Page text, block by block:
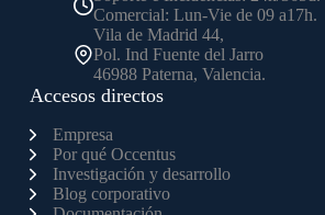
Comercial: Lun-Vie de 09 a17h.
Vila de Madrid 44,
Pol. Ind Fuente del Jarro
46988 Paterna, Valencia.
Accesos directos
Empresa
Por qué Occentus
Investigación y desarrollo
Blog corporativo